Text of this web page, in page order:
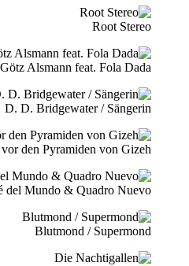
Root Stereo
Alsmann feat. Fola Dada
D. D. Bridgewater / Sängerin
den Pyramiden von Gizeh
del Mundo & Quadro Nuevo
Blutmond / Supermond